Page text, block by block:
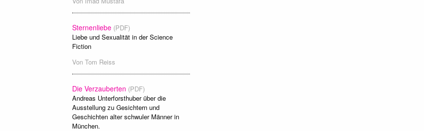
Sternenliebe (PDF)
Liebe und Sexualität in der Science
Fiction
Von Tom Reiss
Die Verzauberten (PDF)
Andreas Unterforsthuber über die
Ausstellung zu Gesichtern und
Geschichten alter schwuler Männer in
München.